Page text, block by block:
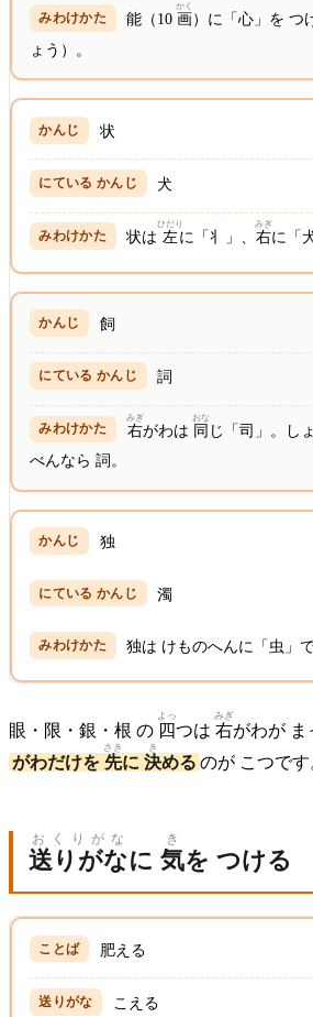
能（10 画
かく
）に「心」を つ
ょう）。
状
犬
状は 左
ひだり
に「丬」、右
みぎ
に「
飼
詞
右
みぎ
がわは 同
おな
じ「司」。し
べんなら 詞。
独
濁
独は けものへんに「虫」
眼・限・銀・根 の 四
よっ
つは 右
みぎ
がわが ま
がわだけを 先
さき
に 決
き
める のが こつです
送りがな
おくりがな
に 気
き
を つける
肥える
こえる